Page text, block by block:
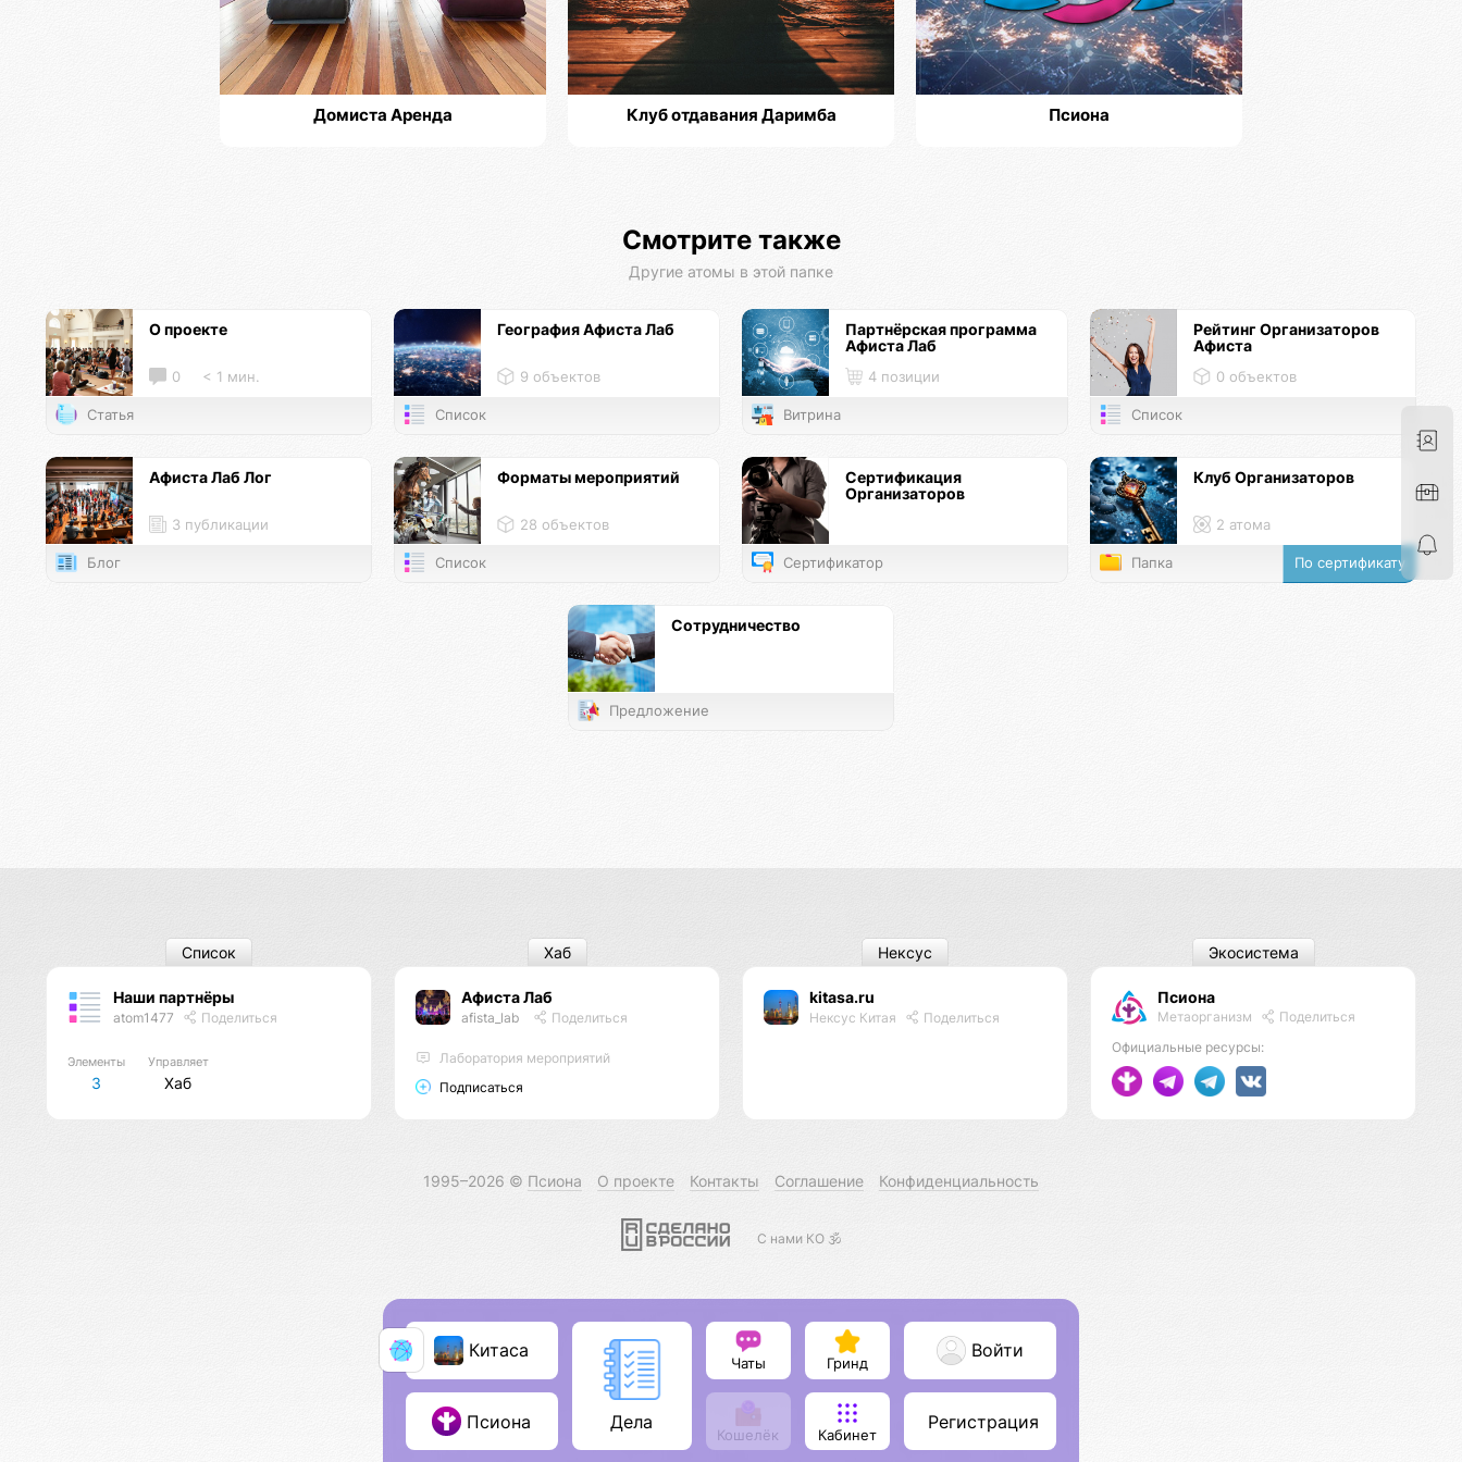
Домиста Аренда Клуб отдавания Даримба Псиона
Смотрите также
Другие атомы в этой папке
О проекте
0 < 1 мин.
Статья
География Афиста Лаб
9 объектов
Список
Партнёрская программа
Афиста Лаб
4 позиции
Витрина
Рейтинг Организаторов
Афиста
0 объектов
Список
Афиста Лаб Лог
3 публикации
Блог
Форматы мероприятий
28 объектов
Список
Сертификация
Организаторов
Сертификатор
Клуб Организаторов
2 атома
Папка По сертификату
Сотрудничество
Предложение
Наши партнёры
atom1477 Поделиться
Элементы
3
Управляет
Хаб
Список
Афиста Лаб
afista_lab Поделиться
Лаборатория мероприятий
Подписаться
Хаб
kitasa.ru
Нексус Китая Поделиться
Нексус
Псиона
Метаорганизм
Поделиться
Официальные ресурсы:
Экосистема
1995–2026 © Псиона О проекте Контакты Соглашение Конфиденциальность
С нами КО 🕉️
Китаса
Псиона Дела
Чаты Гринд
Кошелёк Кабинет
Войти
Регистрация